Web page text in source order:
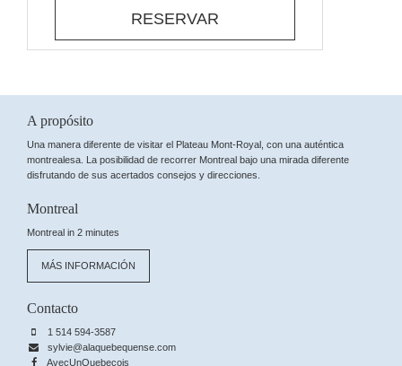
RESERVAR
A propósito
Una manera diferente de visitar el Plateau Mont-Royal, con una auténtica
montrealesa. La posibilidad de recorrer Montreal bajo una mirada diferente
disfrutando de sus acertados consejos y direcciones.
Montreal
Montreal in 2 minutes
MÁS INFORMACIÓN
Contacto
1 514 594-3587
sylvie@alaquebequense.com
AvecUnQuebecois